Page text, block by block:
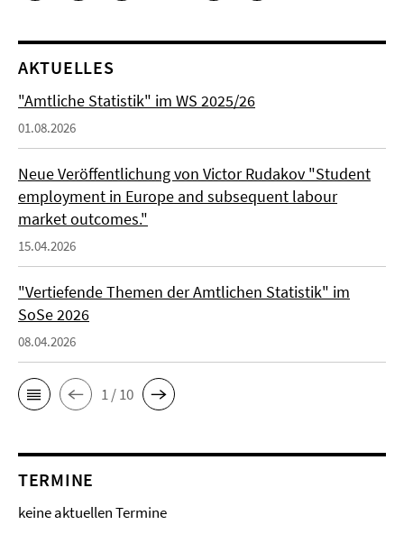
AKTUELLES
"Amtliche Statistik" im WS 2025/26
01.08.2026
Neue Veröffentlichung von Victor Rudakov "Student
employment in Europe and subsequent labour
market outcomes."
15.04.2026
"Vertiefende Themen der Amtlichen Statistik" im
SoSe 2026
08.04.2026
1 / 10
TERMINE
keine aktuellen Termine